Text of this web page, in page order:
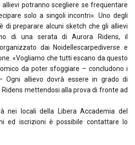
potranno scegliere se frequentare
solo a singoli incontri». Uno degli
di preparare alcuni sketch che gli allievi
di una serata di Aurora Ridens, il
dai Noidellescarpediverse e
«Vogliamo che tutti escano da questo
da poter sfoggiare – concludono i
Ogni allievo dovrà essere in grado di
mettendosi alla prova di fronte ad
nei locali della Libera Accademia del
ed iscrizioni è possibile contattare lo